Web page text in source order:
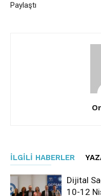
Paylaştı
İLGILI HABERLER
Dijital
10-12